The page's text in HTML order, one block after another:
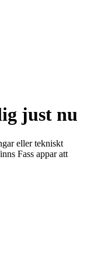
just nu
eller tekniskt
Fass appar att